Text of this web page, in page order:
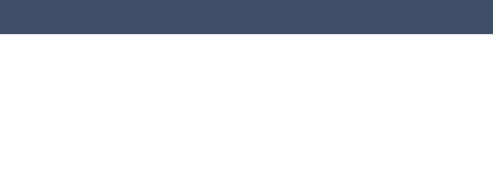
more information about the cookies we use open the settings.